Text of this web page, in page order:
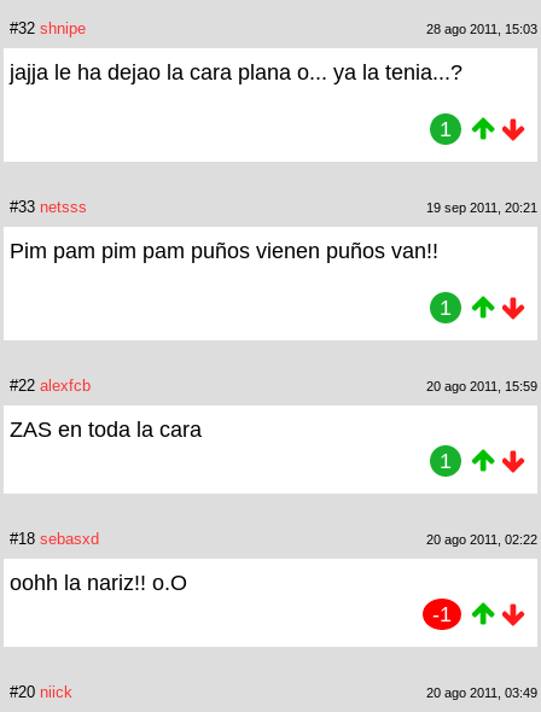
#32 shnipe 28 ago 2011, 15:03
jajja le ha dejao la cara plana o... ya la tenia...?
1
#33 netsss 19 sep 2011, 20:21
Pim pam pim pam puños vienen puños van!!
1
#22 alexfcb 20 ago 2011, 15:59
ZAS en toda la cara
1
#18 sebasxd 20 ago 2011, 02:22
oohh la nariz!! o.O
-1
#20 niick 20 ago 2011, 03:49